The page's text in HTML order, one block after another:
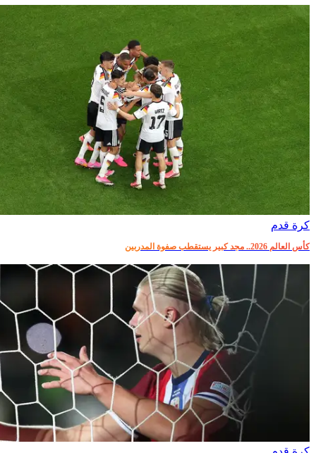
كرة قدم
كأس العالم 2026.. مجد كبير يستقطب صفوة المدربين